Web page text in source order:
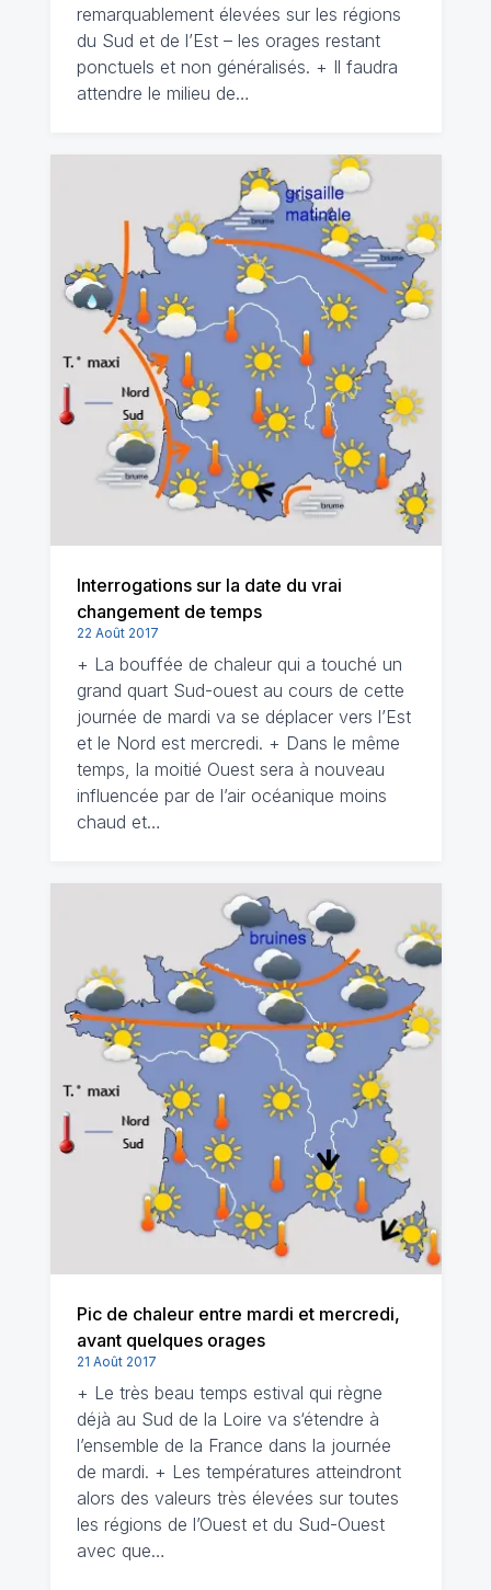
remarquablement élevées sur les régions
du Sud et de l’Est – les orages restant
ponctuels et non généralisés. + Il faudra
attendre le milieu de…
Interrogations sur la date du vrai
changement de temps
22 Août 2017
+ La bouffée de chaleur qui a touché un
grand quart Sud-ouest au cours de cette
journée de mardi va se déplacer vers l’Est
et le Nord est mercredi. + Dans le même
temps, la moitié Ouest sera à nouveau
influencée par de l’air océanique moins
chaud et…
Pic de chaleur entre mardi et mercredi,
avant quelques orages
21 Août 2017
+ Le très beau temps estival qui règne
déjà au Sud de la Loire va s‘étendre à
l’ensemble de la France dans la journée
de mardi. + Les températures atteindront
alors des valeurs très élevées sur toutes
les régions de l’Ouest et du Sud-Ouest
avec que…